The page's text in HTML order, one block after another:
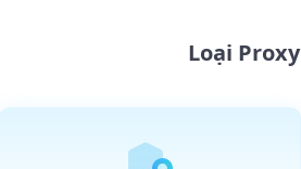
Loại Proxy